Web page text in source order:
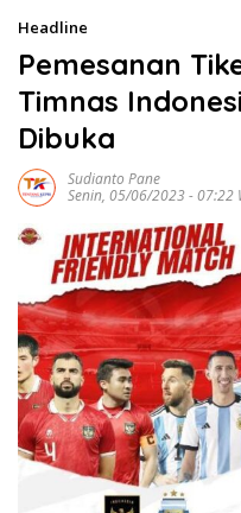
Headline
Pemesanan
Timnas
Dibuka
Sudianto Pane
Senin, 05/06/2023 - 07:22